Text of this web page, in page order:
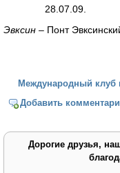
28.07.09.
Эвксин – Понт
Международный клуб
Добавить
Дорогие друзья,